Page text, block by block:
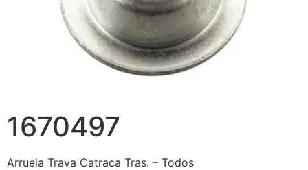
1670497
Arruela Trava Catraca Tras. – Todos